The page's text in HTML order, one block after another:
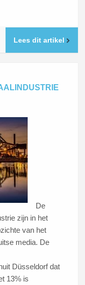
Lees dit artikel
De
zijn in het
van het
media. De
Düsseldorf dat
13% is